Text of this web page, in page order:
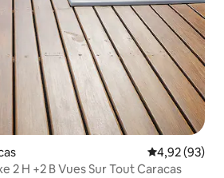
Évaluation
4,92 (93)
2 H +2 B Vues Sur Tout Caracas